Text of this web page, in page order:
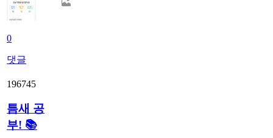
0
댓글
196745
틈새 공
부! 📚